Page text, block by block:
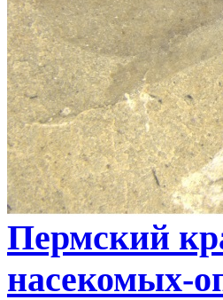
Пермский
насекомых-